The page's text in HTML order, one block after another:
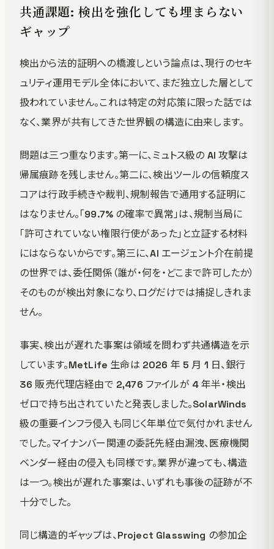
共通課題: 検出を強化しても埋まらない
ギャップ
検出から法的証明への橋渡しという論点は、現行のセキ
ュリティ運用モデル全体において、まだ独立した層として
扱われていません。これは特定の対応策に限った話では
なく、業界が共有してきた世界観の構造に由来します。
問題は三つ重なります。第一に、ミュトス級の AI 攻撃は
帰属痕跡を残しません。第二に、検出ツールの信頼度ス
コアは行政手続きや裁判、規制報告で通用する証明に
はなりません。「99.7% の確率で異常」は、規制当局に
「許可されていない権限行使があった」と立証する材料
にはならないからです。第三に、AI エージェント介在前提
の世界では、委任関係（誰が・何を・どこまで許可したか）
そのものが検出対象になり、ログだけでは捕捉しきれま
せん。
事実、検出が遅れた事案は領域を問わず共通構造を示
しています。MetLife 生命は 2026 年 5 月 1 日、銀行
36 販売代理店経由で 2,476 ファイルが 4 年半・検出
ゼロで持ち出されていたと発表しました。SolarWinds
級の重要インフラ侵入も同じく年単位で気付かれません
でした。マイナンバー関連の委託先経由漏洩、医療機関
ベンダー経由の侵入も同様です。業界が違っても、構造
は一つ。検出が遅れた事案は、いずれも事後の証跡が不
十分でした。
同じ構造的ギャップは、Project Glasswing の参加企